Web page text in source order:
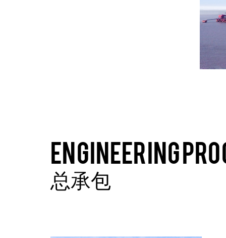
ENGINEERING
总承包